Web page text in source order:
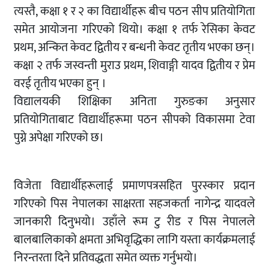
त्यस्तै, कक्षा १ र २ का विद्यार्थीहरू बीच पठन सीप प्रतियोगिता
समेत आयोजना गरिएको थियो। कक्षा १ तर्फ रेसिका केवट
प्रथम, अन्कित केवट द्वितीय र बन्धनी केवट तृतीय भएका छन्।
कक्षा २ तर्फ जस्वन्ती मुराउ प्रथम, शिवाङ्गी यादव द्वितीय र प्रेम
वरई तृतीय भएका हुन् ।
विद्यालयकी शिक्षिका अनिता गुरुङका अनुसार
प्रतियोगिताबाट विद्यार्थीहरूमा पठन सीपको विकासमा टेवा
पुग्ने अपेक्षा गरिएको छ।
विजेता विद्यार्थीहरूलाई प्रमाणपत्रसहित पुरस्कार प्रदान
गरिएको पिस नेपालका साक्षरता सहजकर्ता नागेन्द्र यादवले
जानकारी दिनुभयो। उहाँले रूम टु रीड र पिस नेपालले
बालबालिकाको क्षमता अभिवृद्धिका लागि यस्ता कार्यक्रमलाई
निरन्तरता दिने प्रतिवद्धता समेत व्यक्त गर्नुभयो।